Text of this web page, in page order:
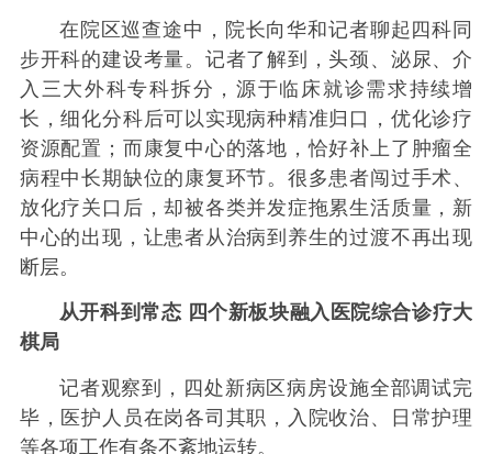
在院区巡查途中，院长向华和记者聊起四科同
步开科的建设考量。记者了解到，头颈、泌尿、介
入三大外科专科拆分，源于临床就诊需求持续增
长，细化分科后可以实现病种精准归口，优化诊疗
资源配置；而康复中心的落地，恰好补上了肿瘤全
病程中长期缺位的康复环节。很多患者闯过手术、
放化疗关口后，却被各类并发症拖累生活质量，新
中心的出现，让患者从治病到养生的过渡不再出现
断层。
从开科到常态 四个新板块融入医院综合诊疗大
棋局
记者观察到，四处新病区病房设施全部调试完
毕，医护人员在岗各司其职，入院收治、日常护理
等各项工作有条不紊地运转。